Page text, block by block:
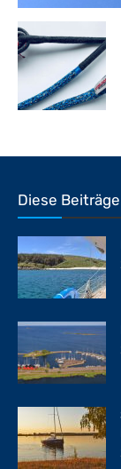
Diese